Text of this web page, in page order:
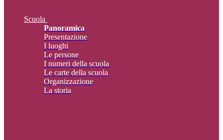
Scuola
Panoramica
Presentazione
I luoghi
Le persone
I numeri della scuola
Le carte della scuola
Organizzazione
La storia